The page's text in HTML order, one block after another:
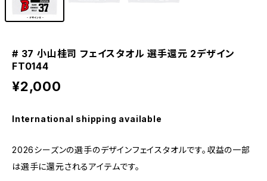
# 37 小山桂司 フェイスタオル 選手還元 2デザイン
FT0144
¥2,000
International shipping available
2026シーズンの選手のデザインフェイスタオルです。収益の一部
は選手に還元されるアイテムです。